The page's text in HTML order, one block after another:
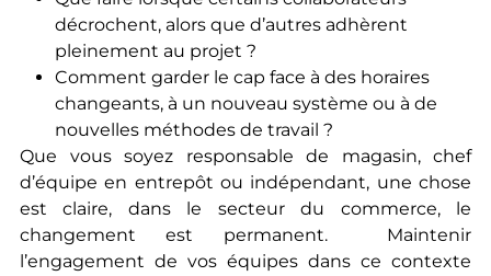
décrochent, alors que d’autres adhèrent
pleinement au projet ?
Comment garder le cap face à des horaires
changeants, à un nouveau système ou à de
nouvelles méthodes de travail ?
Que vous soyez responsable de magasin, chef
d’équipe en entrepôt ou indépendant, une chose
est claire, dans le secteur du commerce, le
changement est permanent. Maintenir
l’engagement de vos équipes dans ce contexte